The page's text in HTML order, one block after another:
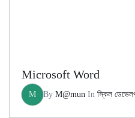
Microsoft Word
M By M@mun In স্কিল